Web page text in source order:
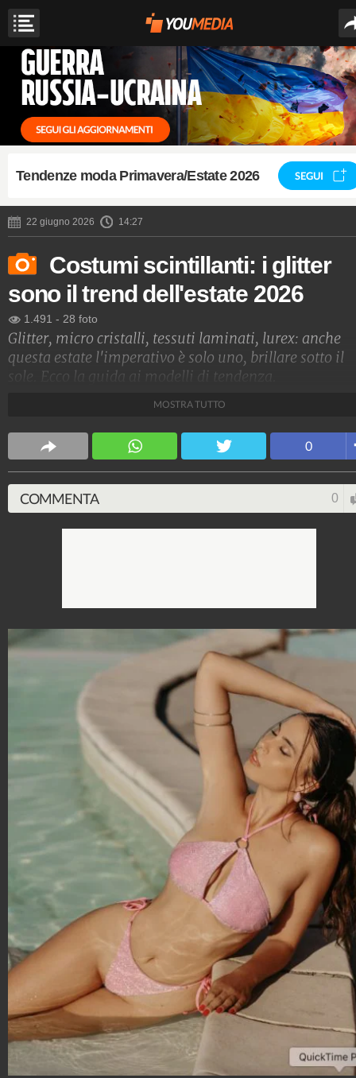
Tendenze moda Primavera/Estate 2026 SEGUI
22 giugno 2026 14:27
Costumi scintillanti: i glitter
sono il trend dell'estate 2026
1.491 - 28 foto
Glitter, micro cristalli, tessuti laminati, lurex: anche
questa estate l'imperativo è solo uno, brillare sotto il
sole. Ecco la guida ai modelli di tendenza.
MOSTRA TUTTO
0
COMMENTA 0